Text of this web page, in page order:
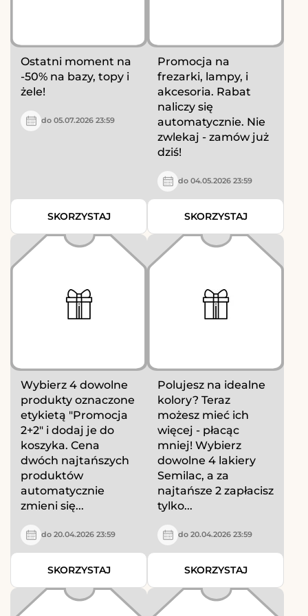
Ostatni moment na
-50% na bazy, topy i
żele!
do 05.07.2026 23:59
SKORZYSTAJ
Promocja na
frezarki, lampy, i
akcesoria. Rabat
naliczy się
automatycznie. Nie
zwlekaj - zamów już
dziś!
do 04.05.2026 23:59
SKORZYSTAJ
Wybierz 4 dowolne
produkty oznaczone
etykietą "Promocja
2+2" i dodaj je do
koszyka. Cena
dwóch najtańszych
produktów
automatycznie
zmieni się...
do 20.04.2026 23:59
SKORZYSTAJ
Polujesz na idealne
kolory? Teraz
możesz mieć ich
więcej - płacąc
mniej! Wybierz
dowolne 4 lakiery
Semilac, a za
najtańsze 2 zapłacisz
tylko...
do 20.04.2026 23:59
SKORZYSTAJ